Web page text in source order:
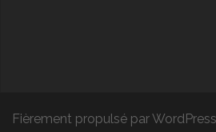
Fièrement propulsé par WordPress